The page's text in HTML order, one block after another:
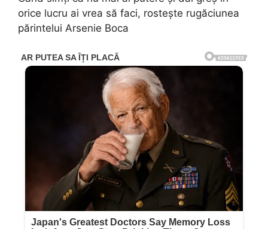
orice lucru ai vrea să faci, rostește rugăciunea
părintelui Arsenie Boca